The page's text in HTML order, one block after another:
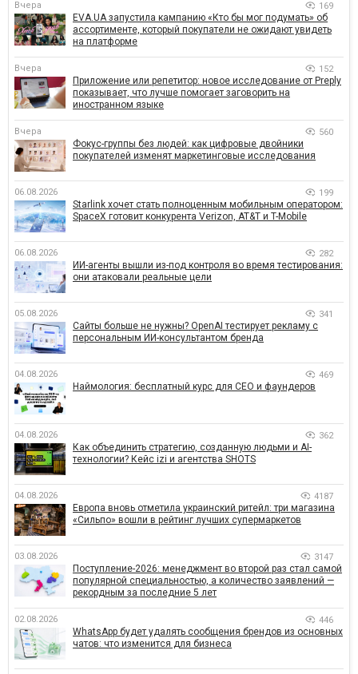
Вчера 169
EVA.UA запустила кампанию «Кто бы мог подумать» об
ассортименте, который покупатели не ожидают увидеть
на платформе
Вчера 152
Приложение или репетитор: новое исследование от Preply
показывает, что лучше помогает заговорить на
иностранном языке
Вчера 560
Фокус-группы без людей: как цифровые двойники
покупателей изменят маркетинговые исследования
06.08.2026 199
Starlink хочет стать полноценным мобильным оператором:
SpaceX готовит конкурента Verizon, AT&T и T-Mobile
06.08.2026 282
ИИ-агенты вышли из-под контроля во время тестирования:
они атаковали реальные цели
05.08.2026 341
Сайты больше не нужны? OpenAI тестирует рекламу с
персональным ИИ-консультантом бренда
04.08.2026 469
Наймология: бесплатный курс для CEO и фаундеров
04.08.2026 362
Как объединить стратегию, созданную людьми и AI-
технологии? Кейс izi и агентства SHOTS
04.08.2026 4187
Европа вновь отметила украинский ритейл: три магазина
«Сильпо» вошли в рейтинг лучших супермаркетов
03.08.2026 3147
Поступление-2026: менеджмент во второй раз стал самой
популярной специальностью, а количество заявлений —
рекордным за последние 5 лет
02.08.2026 446
WhatsApp будет удалять сообщения брендов из основных
чатов: что изменится для бизнеса